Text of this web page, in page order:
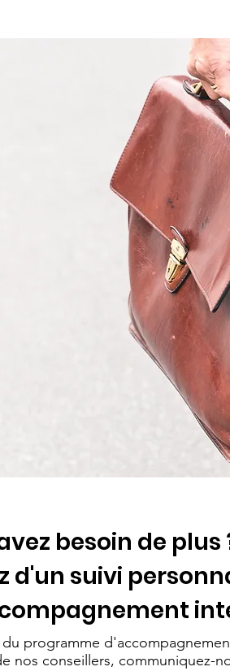
besoin de plus
d'un suivi
programme
nos conseillers, communiquez-